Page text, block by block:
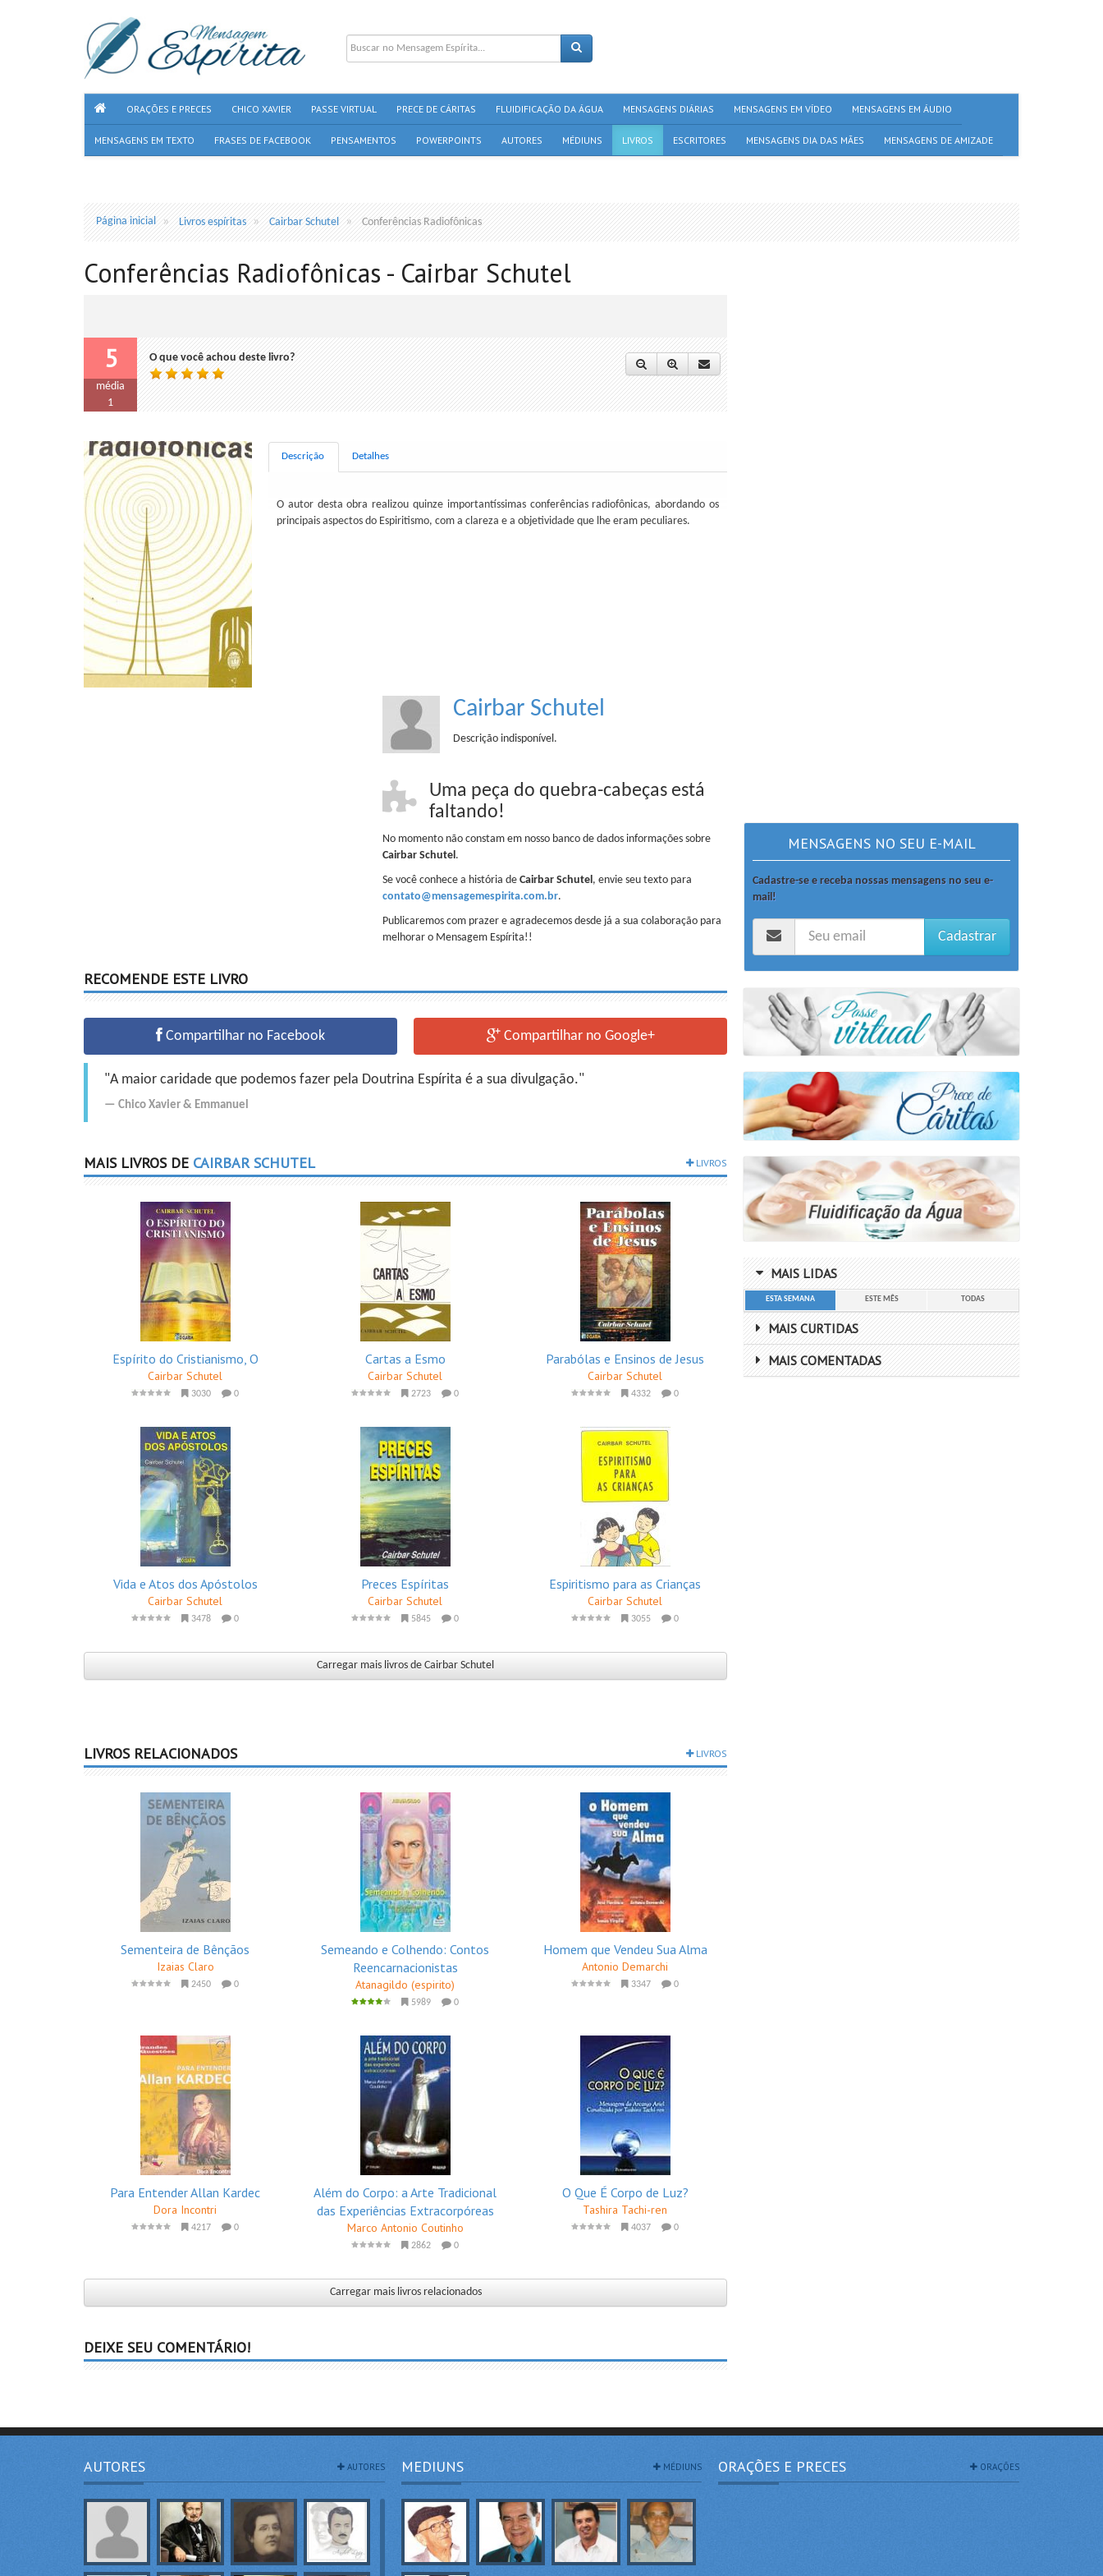
ORAÇÕES E PRECES CHICO XAVIER PASSE VIRTUAL PRECE DE CÁRITAS FLUIDIFICAÇÃO DA ÁGUA MENSAGENS DIÁRIAS MENSAGENS EM VÍDEO MENSAGENS EM ÁUDIO
MENSAGENS EM TEXTO FRASES DE FACEBOOK PENSAMENTOS POWERPOINTS AUTORES MÉDIUNS LIVROS ESCRITORES MENSAGENS DIA DAS MÃES MENSAGENS DE AMIZADE
Página inicial Livros espíritas Cairbar Schutel Conferências Radiofônicas
Conferências Radiofônicas - Cairbar Schutel
5
média
1
O que você achou deste livro?
Descrição Detalhes
O autor desta obra realizou quinze importantíssimas conferências radiofônicas, abordando os
principais aspectos do Espiritismo, com a clareza e a objetividade que lhe eram peculiares.
Cairbar Schutel
Descrição indisponível.
Uma peça do quebra-cabeças está
faltando!
No momento não constam em nosso banco de dados informações sobre
Cairbar Schutel .
Se você conhece a história de Cairbar Schutel , envie seu texto para
contato@mensagemespirita.com.br.
Publicaremos com prazer e agradecemos desde já a sua colaboração para
melhorar o Mensagem Espírita!!
RECOMENDE ESTE LIVRO
Compartilhar no Facebook Compartilhar no Google+
"A maior caridade que podemos fazer pela Doutrina Espírita é a sua divulgação."
Chico Xavier & Emmanuel
MAIS LIVROS DE CAIRBAR SCHUTEL LIVROS
Espírito do Cristianismo, O
Cairbar Schutel
3030 0
Cartas a Esmo
Cairbar Schutel
2723 0
Parabólas e Ensinos de Jesus
Cairbar Schutel
4332 0
Vida e Atos dos Apóstolos
Cairbar Schutel
3478 0
Preces Espíritas
Cairbar Schutel
5845 0
Espiritismo para as Crianças
Cairbar Schutel
3055 0
Carregar mais livros de Cairbar Schutel
LIVROS RELACIONADOS LIVROS
Sementeira de Bênçãos
Izaias Claro
2450 0
Semeando e Colhendo: Contos
Reencarnacionistas
Atanagildo (espirito)
5989 0
Homem que Vendeu Sua Alma
Antonio Demarchi
3347 0
Para Entender Allan Kardec
Dora Incontri
4217 0
Além do Corpo: a Arte Tradicional
das Experiências Extracorpóreas
Marco Antonio Coutinho
2862 0
O Que É Corpo de Luz?
Tashira Tachi-ren
4037 0
Carregar mais livros relacionados
DEIXE SEU COMENTÁRIO!
MENSAGENS NO SEU E-MAIL
Cadastre-se e receba nossas mensagens no seu e-
mail!
Cadastrar
MAIS LIDAS
ESTA SEMANA ESTE MÊS TODAS
MAIS CURTIDAS
MAIS COMENTADAS
AUTORES AUTORES MEDIUNS MÉDIUNS ORAÇÕES E PRECES ORAÇÕES